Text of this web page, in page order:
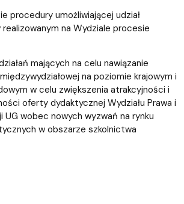
procedury umożliwiającej udział
na Wydziale procesie
mających na celu nawiązanie
na poziomie krajowym i
w celu zwiększenia atrakcyjności i
oferty dydaktycznej Wydziału Prawa i
UG wobec nowych wyzwań na rynku
w obszarze szkolnictwa